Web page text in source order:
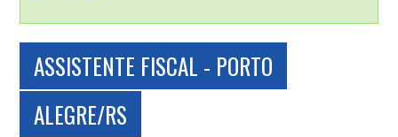
ASSISTENTE FISCAL - PORTO
ALEGRE/RS